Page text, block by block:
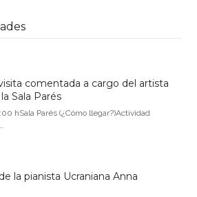
comentada a cargo del artista
Sala Parés
hSala Parés (¿Cómo llegar?)Actividad
la pianista Ucraniana Anna